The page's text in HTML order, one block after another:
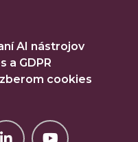
AI nástrojov
a GDPR
cookies